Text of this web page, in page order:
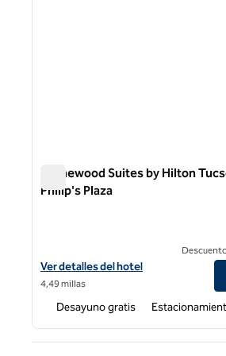
Homewood Suites by Hilton
Philip's Plaza
Ver detalles del hotel Homewood
Ver detalles del hotel
4,49 millas
Desayuno gratis